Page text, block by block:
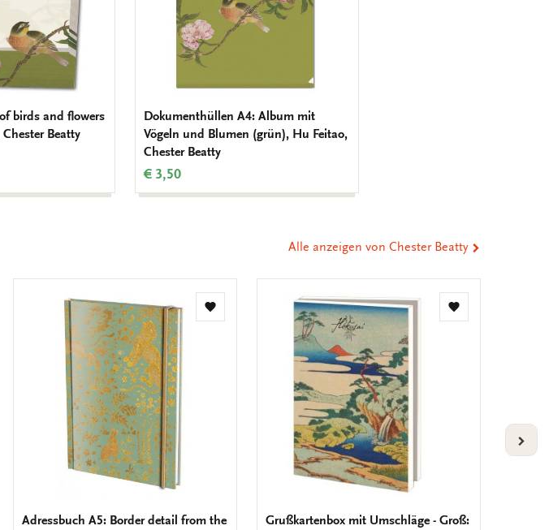
birds and flowers
Beatty
Dokumenthüllen A4: Album mit
Vögeln und Blumen (grün), Hu Feitao,
Chester Beatty
€ 3,50
Alle anzeigen von Chester Beatty
Zur
Adressbuch A5: Border detail from the
Zur
Grußkartenbox mit Umschläge - Groß: